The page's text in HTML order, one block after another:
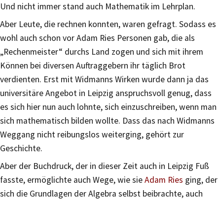
Und nicht immer stand auch Mathematik im Lehrplan.
Aber Leute, die rechnen konnten, waren gefragt. Sodass es
wohl auch schon vor Adam Ries Personen gab, die als
„Rechenmeister“ durchs Land zogen und sich mit ihrem
Können bei diversen Auftraggebern ihr täglich Brot
verdienten. Erst mit Widmanns Wirken wurde dann ja das
universitäre Angebot in Leipzig anspruchsvoll genug, dass
es sich hier nun auch lohnte, sich einzuschreiben, wenn man
sich mathematisch bilden wollte. Dass das nach Widmanns
Weggang nicht reibungslos weiterging, gehört zur
Geschichte.
Aber der Buchdruck, der in dieser Zeit auch in Leipzig Fuß
fasste, ermöglichte auch Wege, wie sieAdam Ries ging, der
sich die Grundlagen der Algebra selbst beibrachte, auch